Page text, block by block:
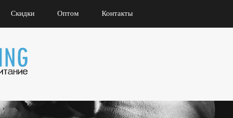
Скидки Оптом Контакты